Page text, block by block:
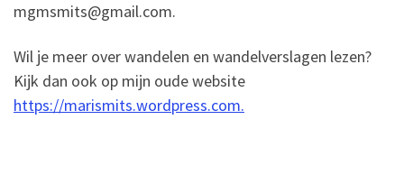
mgmsmits@gmail.com.
Wil je meer over wandelen en wandelverslagen lezen?
Kijk dan ook op mijn oude website
https://marismits.wordpress.com.